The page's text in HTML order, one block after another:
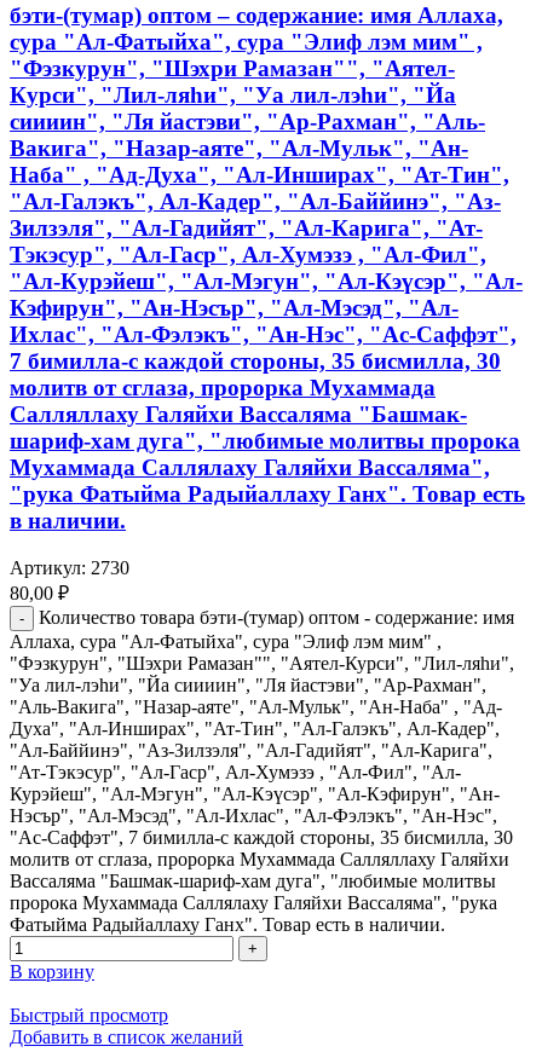
бэти-(тумар) оптом – содержание: имя Аллаха,
сура "Ал-Фатыйха", сура "Элиф лэм мим" ,
"Фэзкурун", "Шэхри Рамазан"", "Аятел-
Курси", "Лил-ляһи", "Уа лил-лэһи", "Йа
сиииин", "Ля йастэви", "Ар-Рахман", "Аль-
Вакига", "Назар-аяте", "Ал-Мульк", "Ан-
Наба" , "Ад-Духа", "Ал-Инширах", "Ат-Тин",
"Ал-Галэкъ", Ал-Кадер", "Ал-Баййинэ", "Аз-
Зилзэля", "Ал-Гадийят", "Ал-Карига", "Ат-
Тэкэсур", "Ал-Гаср", Ал-Хумэзэ , "Ал-Фил",
"Ал-Курэйеш", "Ал-Мэгун", "Ал-Кэүсэр", "Ал-
Кэфирун", "Ан-Нэсър", "Ал-Мэсэд", "Ал-
Ихлас", "Ал-Фэлэкъ", "Ан-Нэс", "Ас-Саффэт",
7 бимилла-с каждой стороны, 35 бисмилла, 30
молитв от сглаза, пророрка Мухаммада
Салляллаху Галяйхи Вассаляма "Башмак-
шариф-хам дуга", "любимые молитвы пророка
Мухаммада Саллялаху Галяйхи Вассаляма",
"рука Фатыйма Радыйаллаху Ганх". Товар есть
в наличии.
Артикул: 2730
80,00 ₽
Количество товара бэти-(тумар) оптом - содержание: имя
Аллаха, сура "Ал-Фатыйха", сура "Элиф лэм мим" ,
"Фэзкурун", "Шэхри Рамазан"", "Аятел-Курси", "Лил-ляһи",
"Уа лил-лэһи", "Йа сиииин", "Ля йастэви", "Ар-Рахман",
"Аль-Вакига", "Назар-аяте", "Ал-Мульк", "Ан-Наба" , "Ад-
Духа", "Ал-Инширах", "Ат-Тин", "Ал-Галэкъ", Ал-Кадер",
"Ал-Баййинэ", "Аз-Зилзэля", "Ал-Гадийят", "Ал-Карига",
"Ат-Тэкэсур", "Ал-Гаср", Ал-Хумэзэ , "Ал-Фил", "Ал-
Курэйеш", "Ал-Мэгун", "Ал-Кэүсэр", "Ал-Кэфирун", "Ан-
Нэсър", "Ал-Мэсэд", "Ал-Ихлас", "Ал-Фэлэкъ", "Ан-Нэс",
"Ас-Саффэт", 7 бимилла-с каждой стороны, 35 бисмилла, 30
молитв от сглаза, пророрка Мухаммада Салляллаху Галяйхи
Вассаляма "Башмак-шариф-хам дуга", "любимые молитвы
пророка Мухаммада Саллялаху Галяйхи Вассаляма", "рука
Фатыйма Радыйаллаху Ганх". Товар есть в наличии.
В корзину
Быстрый просмотр
Добавить в список желаний